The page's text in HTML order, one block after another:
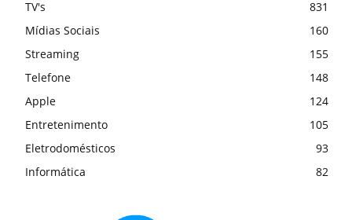
TV's
831
Mídias Sociais
160
Streaming
155
Telefone
148
Apple
124
Entretenimento
105
Eletrodomésticos
93
Informática
82